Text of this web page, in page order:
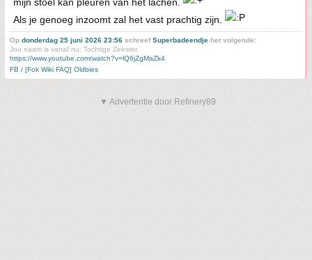
Als je genoeg inzoomt zal het vast prachtig zijn.
Op donderdag 25 juni 2026 23:56 schreefSuperbadeendje het volgende:
Jou naam is vanaf nu: Tochtige Zeester.
https://www.youtube.com/watch?v=lQ6jZgMaZk4
FB / [Fok Wiki FAQ] Oldbies
▼ Advertentie door Refinery89